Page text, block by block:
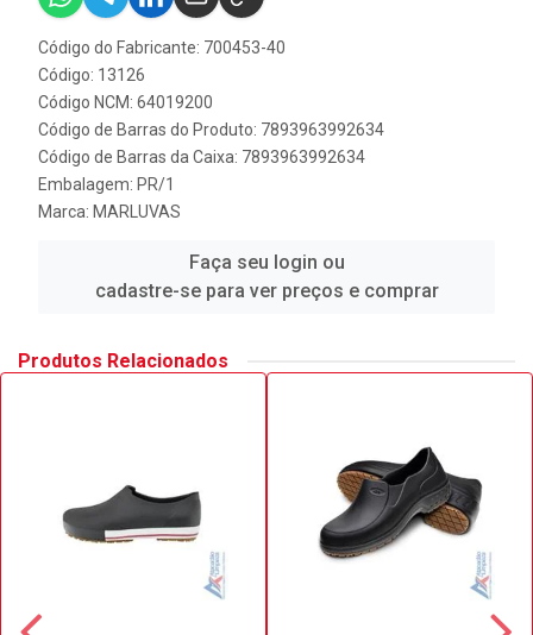
Código do Fabricante: 700453-40
Código: 13126
Código NCM: 64019200
Código de Barras do Produto: 7893963992634
Código de Barras da Caixa: 7893963992634
Embalagem: PR/1
Marca: MARLUVAS
Faça seu login ou
cadastre-se para ver preços e comprar
Produtos Relacionados